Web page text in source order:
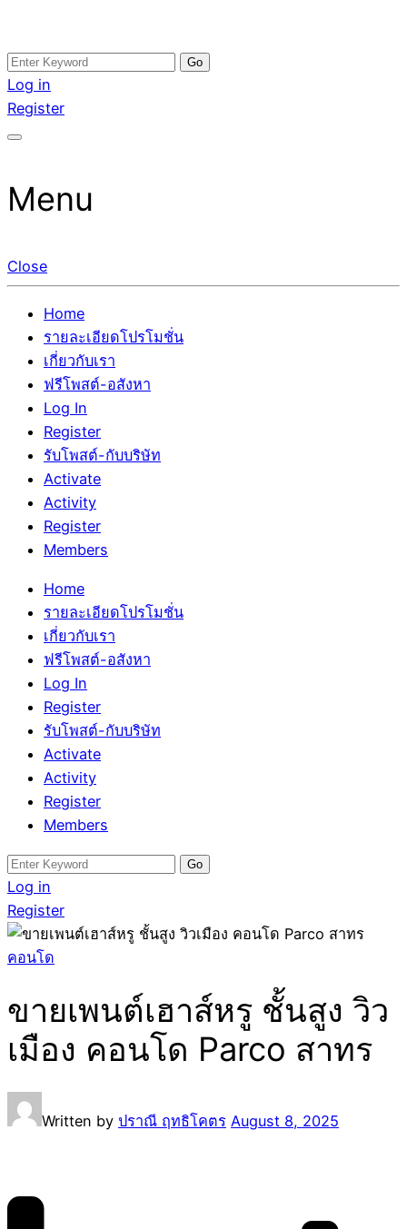
Skip
to
content
อสังหาโพสต์ รีวิวเยอะ รับจ้างโพสต์ขายบ้าน รับจ้างโพสต์อสัง
หา แตกต่างอย่างตั้งใจ รับรองผล อันดับ1 การโพสต์ขายอสังหา
กับทีมงานบริษัท บ้าน ที่ดิน คอนโด ติดGoogleหน้าแรกได้จริงๆ
รับจ้างโพสอสังหา ขายบ้าน อสังหาโพสต์ เชื่อถือได้จริง รับ
โพสต์ ที่ดิน กับทีมงานบริษัท ถูกและดีที่สุด ไม่มีค่านายหน้า
ขายได้จริงๆ ช่วยสร้างโอกาสในการขายได้มากกว่า ที่เดียว ที่
Search
for:
Log in
Register
Menu
Close
Home
รายละเอียดโปรโมชั่น
เกี่ยวกับเรา
ฟรีโพสต์-อสังหา
Log In
Register
รับโพสต์-กับบริษัท
Activate
Activity
Register
Members
Home
รายละเอียดโปรโมชั่น
เกี่ยวกับเรา
ฟรีโพสต์-อสังหา
Log In
Register
รับโพสต์-กับบริษัท
Activate
Activity
Register
Members
Search
for:
Log in
Register
คอนโด
ขายเพนต์เฮาส์หรู ชั้นสูง วิว
เมือง คอนโด Parco สาทร
Written by ปราณี ฤทธิโคตร August 8, 2025